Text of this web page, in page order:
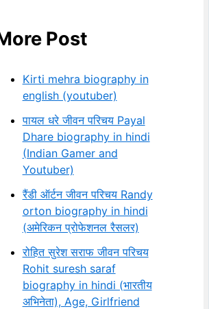
Post
Kirti mehra biography in
english (youtuber)
पायल धरे जीवन परिचय Payal
Dhare biography in hindi
(Indian Gamer and
Youtuber)
रैंडी ऑर्टन जीवन परिचय Randy
orton biography in hindi
(अमेरिकन प्रोफेशनल रैसलर)
रोहित सुरेश सराफ जीवन परिचय
Rohit suresh saraf
biography in hindi (भारतीय
अभिनेता), Age, Girlfriend